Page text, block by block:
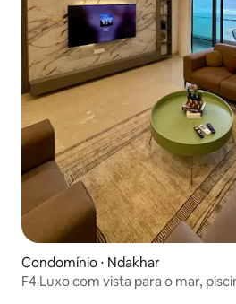
Condomínio ⋅ Ndakhar
F4 Luxo com vista para o mar,